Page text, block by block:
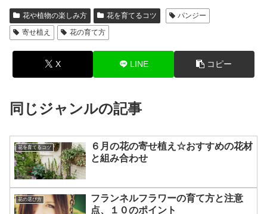
花や植物の楽しみ方 花を育てるコツ
パンジー
寄せ植え
花の育て方
X LINE コピー
同じジャンルの記事
花を育てるコツ
６月の花の寄せ植え☆おすすめの花材
と組み合わせ
花の選び方
フランネルフラワーの育て方と注意
点、１０のポイント